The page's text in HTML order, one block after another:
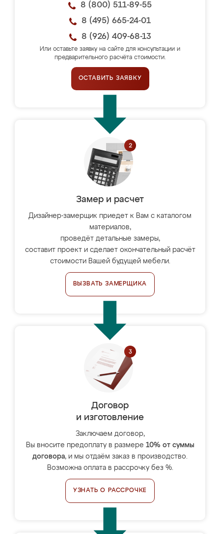
8 (800) 511-89-55
8 (495) 665-24-01
8 (926) 409-68-13
Или оставьте заявку на сайте для консультации и
предварительного расчёта стоимости.
ОСТАВИТЬ ЗАЯВКУ
Замер и расчет
Дизайнер-замерщик приедет к Вам с каталогом
материалов,
проведёт детальные замеры,
составит проект и сделает окончательный расчёт
стоимости Вашей будущей мебели.
ВЫЗВАТЬ ЗАМЕРЩИКА
Договор
и изготовление
Заключаем договор,
Вы вносите предоплату в размере 10% от суммы
договора, и мы отдаём заказ в производство.
Возможна оплата в рассрочку без %.
УЗНАТЬ О РАССРОЧКЕ